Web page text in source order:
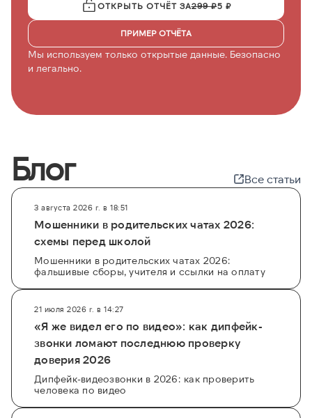
ОТКРЫТЬ ОТЧЁТ ЗА299 ₽5 ₽
ПРИМЕР ОТЧЁТА
Мы используем только открытые данные. Безопасно
и легально.
Блог Все статьи
3 августа 2026 г. в 18:51
Мошенники в родительских чатах 2026:
схемы перед школой
Мошенники в родительских чатах 2026:
фальшивые сборы, учителя и ссылки на оплату
21 июля 2026 г. в 14:27
«Я же видел его по видео»: как дипфейк-
звонки ломают последнюю проверку
доверия 2026
Дипфейк-видеозвонки в 2026: как проверить
человека по видео